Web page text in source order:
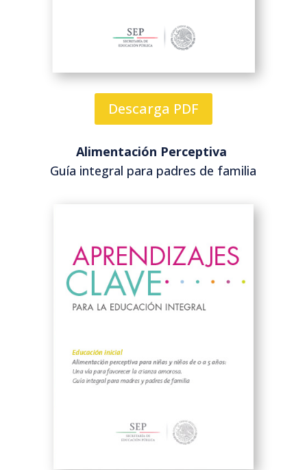
Descarga PDF
Alimentación Perceptiva
Guía integral para padres de familia